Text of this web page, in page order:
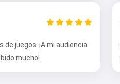
juegos. ¡A mi audiencia
mucho!